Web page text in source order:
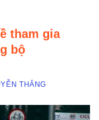
tham gia
bộ
THẮNG